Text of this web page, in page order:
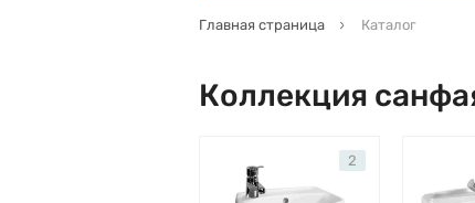
Главная страница Каталог
Коллекция
2